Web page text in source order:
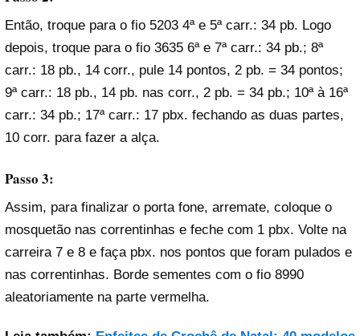
Então, troque para o fio 5203 4ª e 5ª carr.: 34 pb. Logo
depois, troque para o fio 3635 6ª e 7ª carr.: 34 pb.; 8ª
carr.: 18 pb., 14 corr., pule 14 pontos, 2 pb. = 34 pontos;
9ª carr.: 18 pb., 14 pb. nas corr., 2 pb. = 34 pb.; 10ª à 16ª
carr.: 34 pb.; 17ª carr.: 17 pbx. fechando as duas partes,
10 corr. para fazer a alça.
Passo 3:
Assim, para finalizar o porta fone, arremate, coloque o
mosquetão nas correntinhas e feche com 1 pbx. Volte na
carreira 7 e 8 e faça pbx. nos pontos que foram pulados e
nas correntinhas. Borde sementes com o fio 8990
aleatoriamente na parte vermelha.